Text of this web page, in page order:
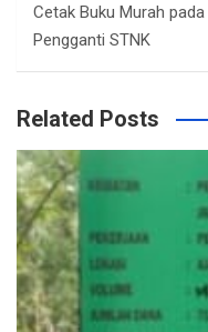
Cetak Buku Murah pada
Pengganti STNK
Related Posts